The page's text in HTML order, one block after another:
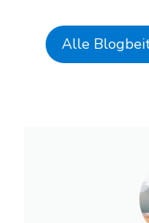
Alle